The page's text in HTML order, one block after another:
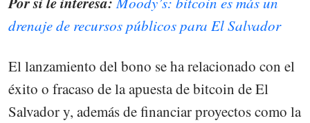
drenaje de recursos públicos para El Salvador
El lanzamiento del bono se ha relacionado con el
éxito o fracaso de la apuesta de bitcoin de El
Salvador y, además de financiar proyectos como la